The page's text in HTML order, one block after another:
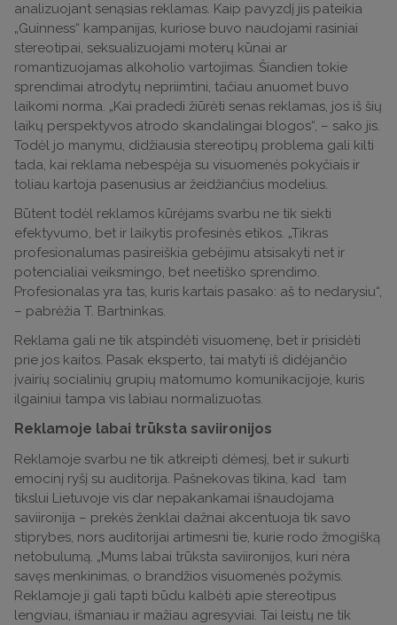
analizuojant senąsias reklamas. Kaip pavyzdį jis pateikia
„Guinness“ kampanijas, kuriose buvo naudojami rasiniai
stereotipai, seksualizuojami moterų kūnai ar
romantizuojamas alkoholio vartojimas. Šiandien tokie
sprendimai atrodytų nepriimtini, tačiau anuomet buvo
laikomi norma. „Kai pradedi žiūrėti senas reklamas, jos iš šių
laikų perspektyvos atrodo skandalingai blogos“, – sako jis.
Todėl jo manymu, didžiausia stereotipų problema gali kilti
tada, kai reklama nebespėja su visuomenės pokyčiais ir
toliau kartoja pasenusius ar žeidžiančius modelius.
Būtent todėl reklamos kūrėjams svarbu ne tik siekti
efektyvumo, bet ir laikytis profesinės etikos. „Tikras
profesionalumas pasireiškia gebėjimu atsisakyti net ir
potencialiai veiksmingo, bet neetiško sprendimo.
Profesionalas yra tas, kuris kartais pasako: aš to nedarysiu“,
– pabrėžia T. Bartninkas.
Reklama gali ne tik atspindėti visuomenę, bet ir prisidėti
prie jos kaitos. Pasak eksperto, tai matyti iš didėjančio
įvairių socialinių grupių matomumo komunikacijoje, kuris
ilgainiui tampa vis labiau normalizuotas.
Reklamoje labai trūksta saviironijos
Reklamoje svarbu ne tik atkreipti dėmesį, bet ir sukurti
emocinį ryšį su auditorija. Pašnekovas tikina, kad tam
tikslui Lietuvoje vis dar nepakankamai išnaudojama
saviironija – prekės ženklai dažnai akcentuoja tik savo
stiprybes, nors auditorijai artimesni tie, kurie rodo žmogišką
netobulumą. „Mums labai trūksta saviironijos, kuri nėra
savęs menkinimas, o brandžios visuomenės požymis.
Reklamoje ji gali tapti būdu kalbėti apie stereotipus
lengviau, išmaniau ir mažiau agresyviai. Tai leistų ne tik